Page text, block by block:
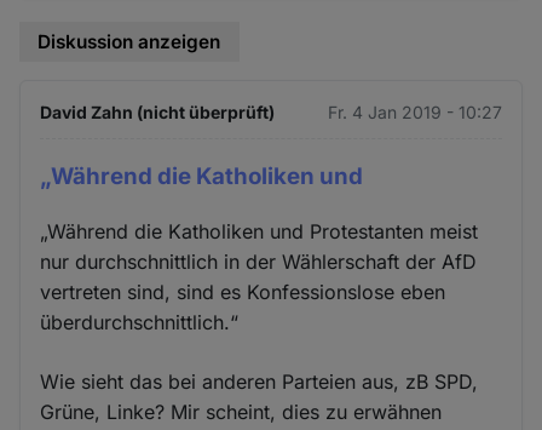
Diskussion anzeigen
David Zahn (nicht überprüft) Fr. 4 Jan 2019 - 10:27
„Während die Katholiken und
„Während die Katholiken und Protestanten meist
nur durchschnittlich in der Wählerschaft der AfD
vertreten sind, sind es Konfessionslose eben
überdurchschnittlich.“
Wie sieht das bei anderen Parteien aus, zB SPD,
Grüne, Linke? Mir scheint, dies zu erwähnen